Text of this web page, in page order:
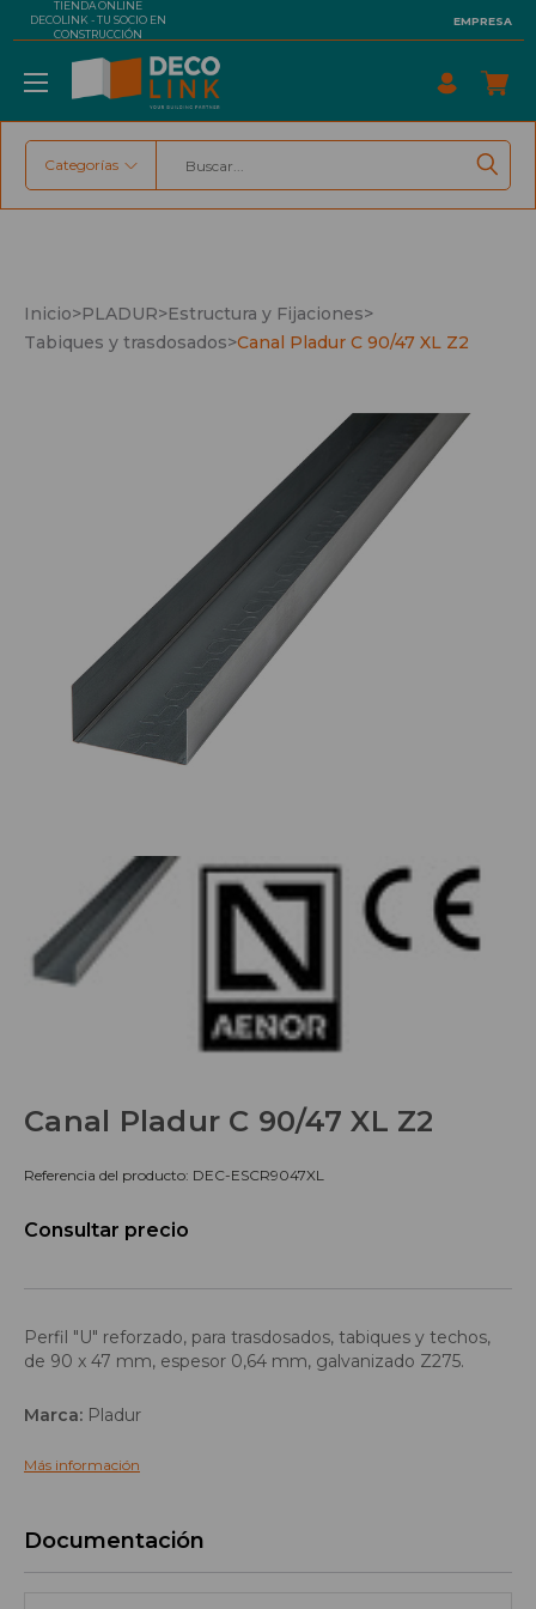
TIENDA ONLINE
DECOLINK - TU SOCIO EN
CONSTRUCCIÓN
EMPRESA
Buscar
Categorías
Inicio>PLADUR>Estructura y Fijaciones>
Tabiques y trasdosados>Canal Pladur C 90/47 XL Z2
Canal Pladur C 90/47 XL Z2
Referencia del producto: DEC-ESCR9047XL
Consultar precio
Perfil "U" reforzado, para trasdosados, tabiques y techos,
de 90 x 47 mm, espesor 0,64 mm, galvanizado Z275.
Marca: Pladur
Más información
Documentación